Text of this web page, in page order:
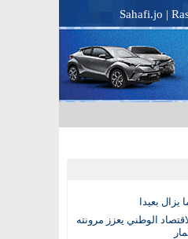
Sahafi.jo |
يزال بعيدا
الوطني يعزز مرونته